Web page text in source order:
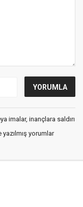
imalar, inançlara saldırı
yorumlar